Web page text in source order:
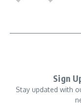
Sign
Stay updated with